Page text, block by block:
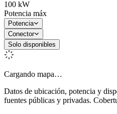
100 kW
Potencia máx
Potencia
Conector
Solo disponibles
Cargando mapa…
Datos de ubicación, potencia y
fuentes públicas y privadas.